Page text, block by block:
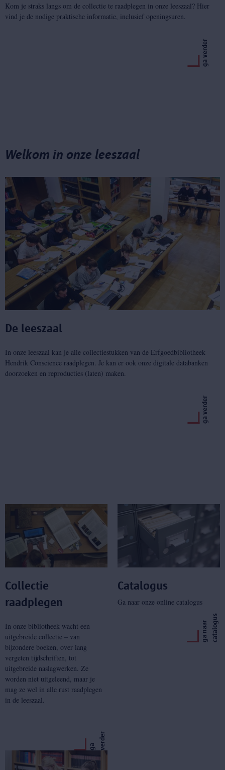
Kom je straks langs om de collectie te raadplegen in onze leeszaal? Hier
vind je de nodige praktische informatie, inclusief openingsuren.
ga verder
Welkom in onze leeszaal
De leeszaal
In onze leeszaal kan je alle collectiestukken van de Erfgoedbibliotheek
Hendrik Conscience raadplegen. Je kan er ook onze digitale databanken
doorzoeken en reproducties (laten) maken.
ga verder
Collectie
raadplegen
In onze bibliotheek wacht een
uitgebreide collectie – van
bijzondere boeken, over lang
vergeten tijdschriften, tot
uitgebreide naslagwerken. Ze
worden niet uitgeleend, maar je
mag ze wel in alle rust raadplegen
in de leeszaal.
g
a
v
e
r
d
e r
Catalogus
Ga naar onze online catalogus
g
a
n
a
a
r
c
a
t
a
l
o
g
u s